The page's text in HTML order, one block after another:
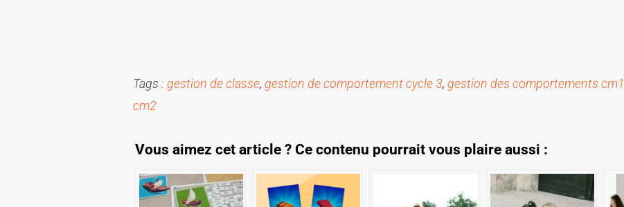
Tags : gestion de classe, gestion de comportement cycle 3, gestion des comportements cm1
cm2
Vous aimez cet article ? Ce contenu pourrait vous plaire aussi :